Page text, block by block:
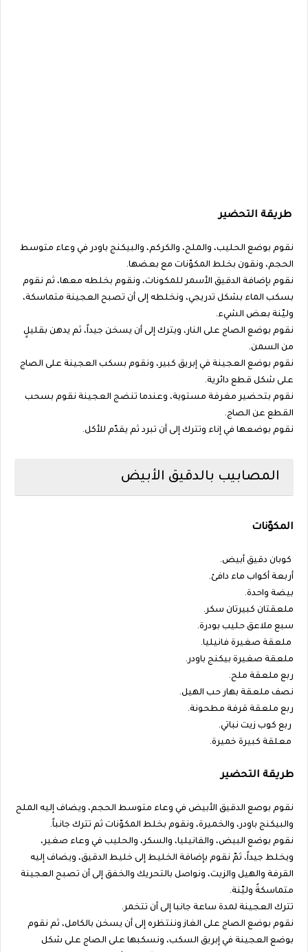
طريقة التحضير
نقوم بوضع الحليب، والملح، والكركم، والبيكنج باودر في وعاء متوسط
الحجم، ونقون بخلط المكوّنات مع بعضها.
نقوم بإضافة الدقيق الأسمر للمكونات، ونقوم بخلطه معها، ثم نقوم
بسكب الماء بشكل تدريجي، ونخلطه إلى أن تصبح العجينة متماسكة،
وليّنة بعض الشيء.
نقوم بوضع الصاج على النار، ويترك إلى أن يسخن جيداً، ثم يدهن بقليلٍ
من السمن.
نقوم بوضع العجينة في إبريق كبير، ونقوم بسكب العجينة على الصاج
على شكل قطع دائرية.
نقوم بتحضير مغرفة مستوية، وعندما تنضج العجينة نقوم بسحب
القطع عن الصاج.
نقوم بوضعها في إناء وتترك إلى أن تبرد ثم يقدّم للأكل.
المصابيب بالدقيق الأبيض
المكوّنات
كوبان دقيق أبيض.
أربعة أكواب ماء دافئ.
بيضة واحدة.
ملعقتان كبيرتان سكر.
سبع ملاعق حليب بودرة.
ملعقة صغيرة فانيليا.
ملعقة صغيرة بيكنج باودر.
ربع ملعقة ملح.
نصف ملعقة بهار حب الهيل.
ربع ملعقة قرفة مطحونة.
ربع كوب زيت نباتي.
معلقة كبيرة خميرة.
طريقة التحضير
نقوم بوصع الدقيق الأبيض في وعاء متوسط الحجم، ويضاف إليه الملح
والبيكنج باودر، والخميرة، ونقوم بخلط المكوّنات ثم تترك جانباً.
نقوم بوضع البيض، والفانيليا، والسكر، والحليب في وعاء صغير،
ويخلط جيداً، ثمّ نقوم بإضافة الخليط إلى خليط الدقيق، ويضاف إليه
القرفة والهيل والزيت، ونواصل بالتحريك والخفق إلى أن تصبح العجينة
متماسكةً وليّنة.
تترك العجينة لمدة ساعة جانبا إلى أن تتخمر.
نقوم بوضع الصاج على الغاز وننتظره إلى أن يسخن بالكامل، ثم نقوم
بوضع العجينة في إبريق السكب، ونسكبها على الصاج على شكل